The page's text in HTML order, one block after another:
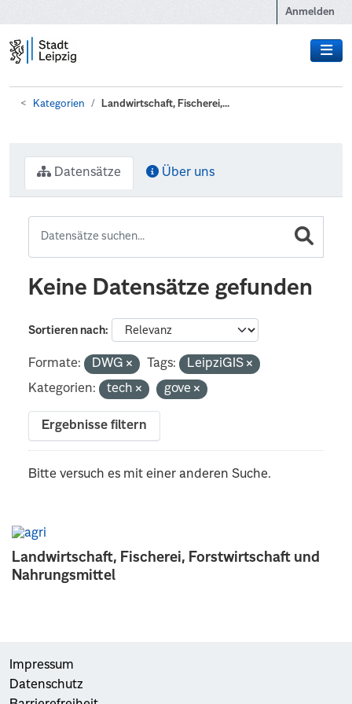
Anmelden
Kategorien Landwirtschaft, Fischerei,...
Landwirtschaft, Fischerei, Forstwirtschaft und
Nahrungsmittel
Datensätze Über uns
Keine Datensätze gefunden
Sortieren nach
Formate: DWG Tags:
LeipziGIS
Kategorien:
tech gove
Ergebnisse filtern
Bitte versuch es mit einer anderen Suche.
Impressum
Datenschutz